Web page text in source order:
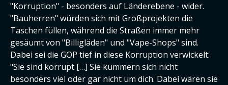
"Korruption" - besonders auf Länderebene - wider.
"Bauherren" würden sich mit Großprojekten die
Taschen füllen, während die Straßen immer mehr
gesäumt von "Billigläden" und "Vape-Shops" sind.
Dabei sei die GOP tief in diese Korruption verwickelt:
"Sie sind korrupt […] Sie kümmern sich nicht
besonders viel oder gar nicht um dich. Dabei wären sie